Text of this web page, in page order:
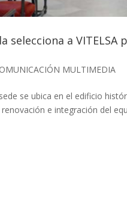
selecciona a
MULTIMEDIA
se ubica en el edificio
e integración del